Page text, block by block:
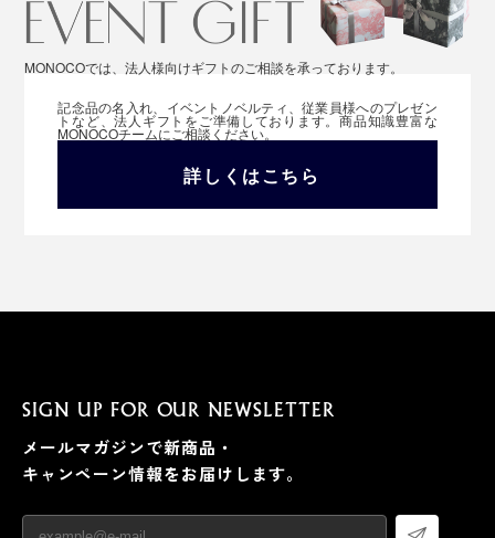
MONOCOでは、法人様向けギフトのご相談を承っております。
記念品の名入れ、イベントノベルティ、従業員様へのプレゼン
トなど、法人ギフトをご準備しております。商品知識豊富な
MONOCOチームにご相談ください。
詳しくはこちら
SIGN UP FOR OUR NEWSLETTER
メールマガジンで新商品・
キャンペーン情報をお届けします。